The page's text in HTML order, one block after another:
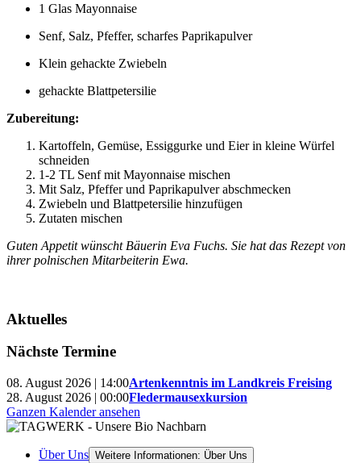
1 Glas Mayonnaise
Senf, Salz, Pfeffer, scharfes Paprikapulver
Klein gehackte Zwiebeln
gehackte Blattpetersilie
Zubereitung:
Kartoffeln, Gemüse, Essiggurke und Eier in kleine Würfel
schneiden
1-2 TL Senf mit Mayonnaise mischen
Mit Salz, Pfeffer und Paprikapulver abschmecken
Zwiebeln und Blattpetersilie hinzufügen
Zutaten mischen
Guten Appetit wünscht Bäuerin Eva Fuchs. Sie hat das Rezept von
ihrer polnischen Mitarbeiterin Ewa.
Aktuelles
Nächste Termine
08. August 2026 | 14:00Artenkenntnis im Landkreis Freising
28. August 2026 | 00:00Fledermausexkursion
Ganzen Kalender ansehen
Über Uns Weitere Informationen: Über Uns